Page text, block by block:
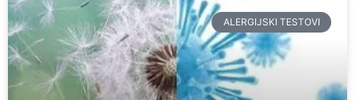
ALERGIJSKI TESTOVI